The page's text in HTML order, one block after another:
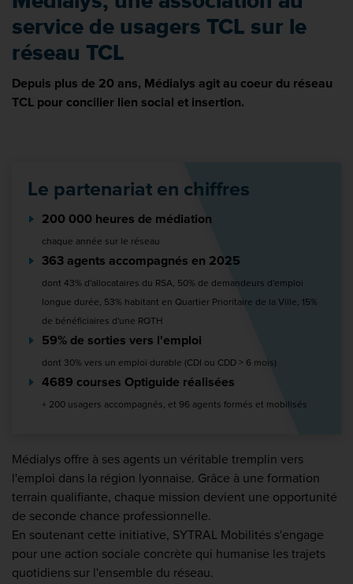
service de usagers TCL sur le
réseau TCL
Depuis plus de 20 ans, Médialys agit au coeur du réseau
TCL pour concilier lien social et insertion.
Le partenariat en chiffres
200 000 heures de médiation
chaque année sur le réseau
363 agents accompagnés en 2025
dont 43% d'allocataires du RSA, 50% de demandeurs d'emploi
longue durée, 53% habitant en Quartier Prioritaire de la Ville, 15%
de bénéficiaires d'une RQTH
59% de sorties vers l'emploi
dont 30% vers un emploi durable (CDI ou CDD > 6 mois)
4689 courses Optiguide réalisées
+ 200 usagers accompagnés, et 96 agents formés et mobilisés
Médialys offre à ses agents un véritable tremplin vers
l'emploi dans la région lyonnaise. Grâce à une formation
terrain qualifiante, chaque mission devient une opportunité
de seconde chance professionnelle.
En soutenant cette initiative, SYTRAL Mobilités s'engage
pour une action sociale concrète qui humanise les trajets
quotidiens sur l'ensemble du réseau.